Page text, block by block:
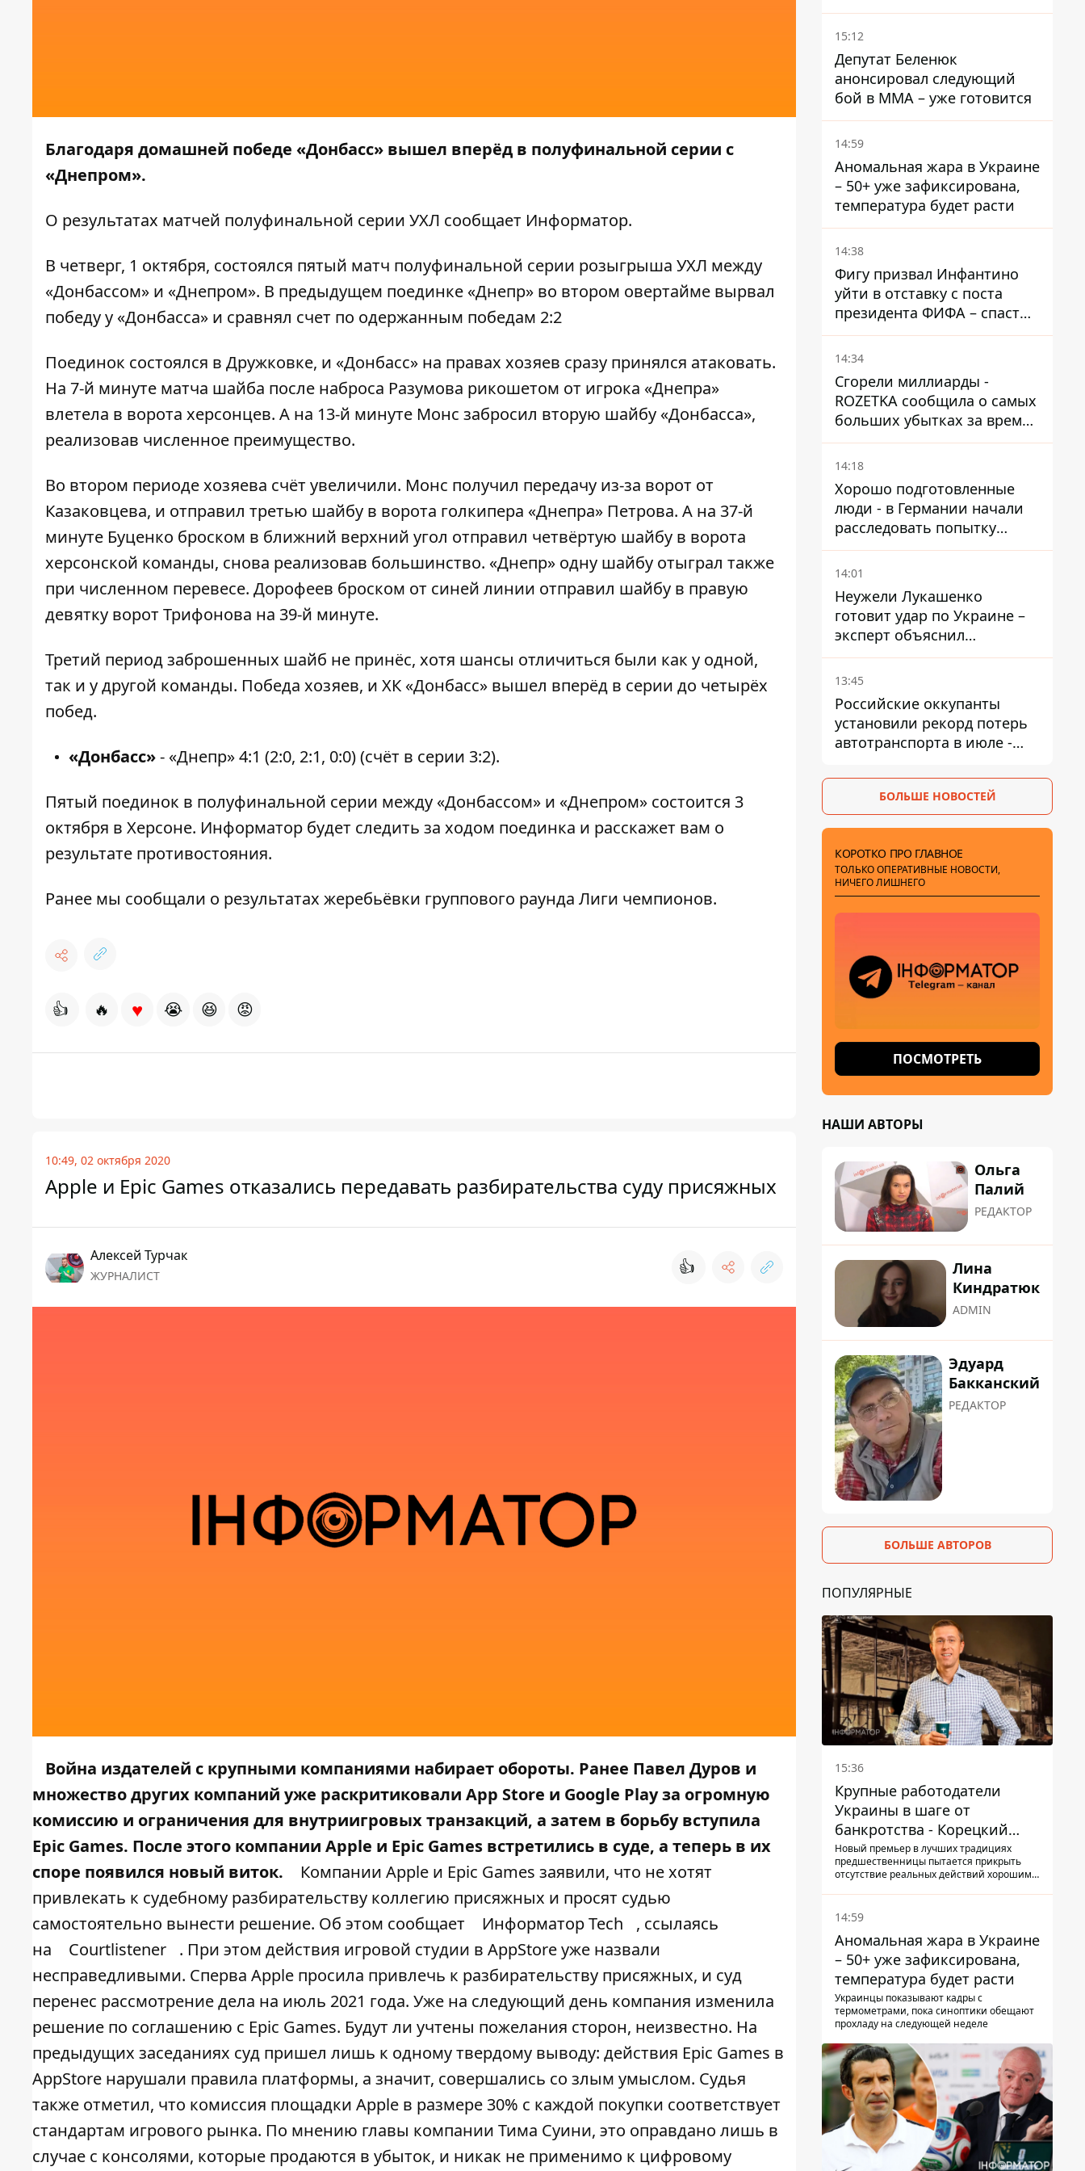
Благодаря домашней победе «Донбасс» вышел вперёд в полуфинальной серии с
«Днепром».
О результатах матчей полуфинальной серии УХЛ сообщает Информатор.
В четверг, 1 октября, состоялся пятый матч полуфинальной серии розыгрыша УХЛ между
«Донбассом» и «Днепром». В предыдущем поединке «Днепр» во втором овертайме вырвал
победуу «Донбасса» и сравнял счет по одержанным победам 2:2
Поединок состоялся в Дружковке, и «Донбасс» на правах хозяев сразу принялся атаковать.
На 7-й минуте матча шайба после наброса Разумова рикошетом от игрока «Днепра»
влетела в ворота херсонцев. А на 13-й минуте Монс забросил вторую шайбу «Донбаcса»,
реализовав численное преимущество.
Во втором периоде хозяева счёт увеличили. Монс получил передачу из-за ворот от
Казаковцева, и отправил третью шайбу в ворота голкипера «Днепра» Петрова. А на 37-й
минуте Буценко броском в ближний верхний угол отправил четвёртую шайбу в ворота
херсонской команды, снова реализовав большинство. «Днепр» одну шайбу отыграл также
при численном перевесе. Дорофеев броском от синей линии отправил шайбу в правую
девятку ворот Трифонова на 39-й минуте.
Третий период заброшенных шайб не принёс, хотя шансы отличиться были как у одной,
так и у другой команды. Победа хозяев, и ХК «Донбасс» вышел вперёд в серии до четырёх
побед.
«Донбасс»- «Днепр» 4:1 (2:0, 2:1, 0:0) (счёт в серии 3:2).
Пятый поединок в полуфинальной серии между «Донбассом» и «Днепром» состоится 3
октября в Херсоне. Информатор будет следить за ходом поединка и расскажет вам о
результате противостояния.
Ранее мы сообщали о результатах жеребьёвки группового раунда Лиги чемпионов.
👍 🔥 ♥ 😭 😆 😡
10:49, 02 октября 2020
Apple и Epic Games отказались передавать разбирательства суду присяжных
Алексей Турчак
ЖУРНАЛИСТ 👍
Война издателей с крупными компаниями набирает обороты. Ранее Павел Дуров и
множество других компаний уже раскритиковали App Store и Google Playза огромную
комиссию и ограничения для внутриигровых транзакций, а затем в борьбу вступила
Epic Games. После этого компании Apple и Epic Games встретились в суде, а теперь в их
споре появился новый виток.
Компании Apple и Epic Games заявили, что не хотят
привлекать к судебному разбирательству коллегию присяжных и просят судью
самостоятельно вынести решение. Об этом сообщает
Информатор Tech
, ссылаясь
на
Courtlistener
. При этом действия игровой студии в AppStore уже назвали
несправедливыми. Сперва Apple просила привлечь к разбирательству присяжных, и суд
перенес рассмотрение дела на июль 2021 года. Уже на следующий день компания изменила
решение по соглашению с Epic Games. Будут ли учтены пожелания сторон, неизвестно. На
предыдущих заседаниях суд пришел лишь к одному твердому выводу: действия Epic Games в
AppStore нарушали правила платформы, а значит, совершались со злым умыслом. Судья
также отметил, что комиссия площадки Apple в размере 30% с каждой покупки соответствует
стандартам игрового рынка. По мнению главы компании Тима Суини, это оправдано лишь в
случае с консолями, которые продаются в убыток, и никак не применимо к цифровому
DeepState
15:12
Депутат Беленюк
анонсировал следующий
бой в ММА – уже готовится
14:59
Аномальная жара в Украине
– 50+ уже зафиксирована,
температура будет расти
14:38
Фигу призвал Инфантино
уйти в отставку с поста
президента ФИФА – спасти
футбол еще не поздно
14:34
Сгорели миллиарды -
ROZETKA сообщила о самых
больших убытках за время
существования компании
14:18
Хорошо подготовленные
люди - в Германии начали
расследовать попытку
ударить дроном по
украинскому самолету на
14:01
Неужели Лукашенко
готовит удар по Украине –
эксперт объяснил
настоящее назначение
новой гомельской бригады
13:45
Российские оккупанты
установили рекорд потерь
автотранспорта в июле -
БОЛЬШЕ НОВОСТЕЙ
КОРОТКО ПРО ГЛАВНОЕ
ТОЛЬКО ОПЕРАТИВНЫЕ НОВОСТИ,
НИЧЕГО ЛИШНЕГО
ПОСМОТРЕТЬ
НАШИ АВТОРЫ
Ольга
Палий
РЕДАКТОР
Лина
Киндратюк
ADMIN
Эдуард
Бакканский
РЕДАКТОР
БОЛЬШЕ АВТОРОВ
ПОПУЛЯРНЫЕ
15:36
Крупные работодатели
Украины в шаге от
банкротства - Корецкий
обещает им… новые склады
Новый премьер в лучших традициях
предшественницы пытается прикрыть
отсутствие реальных действий хорошими
14:59
Аномальная жара в Украине
– 50+ уже зафиксирована,
температура будет расти
Украинцы показывают кадры с
термометрами, пока синоптики обещают
прохладу на следующей неделе